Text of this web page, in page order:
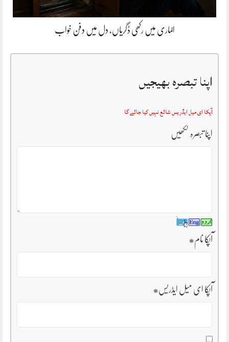
الماری میں رکھی ڈگریاں، دل میں دفن خواب
اپنا تبصرہ بھیجیں
آپکا ای میل ایڈریس شائع نہیں کیا جائے گا
اپنا تبصرہ لکھیں
آپکا نام*
آپکا ای میل ایڈریس*